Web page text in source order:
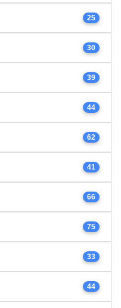
25
30
39
44
62
41
66
75
33
44